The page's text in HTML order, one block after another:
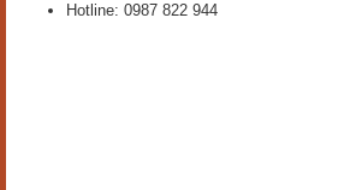
Hotline: 0987 822 944